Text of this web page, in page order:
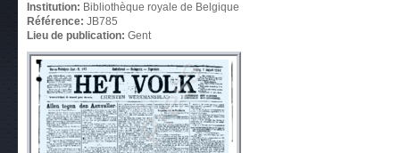
Institution: Bibliothèque royale de Belgique
Référence: JB785
Lieu de publication: Gent